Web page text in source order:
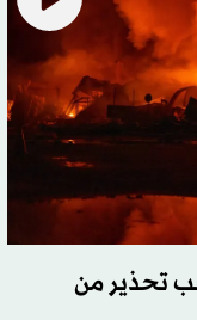
تحذير من